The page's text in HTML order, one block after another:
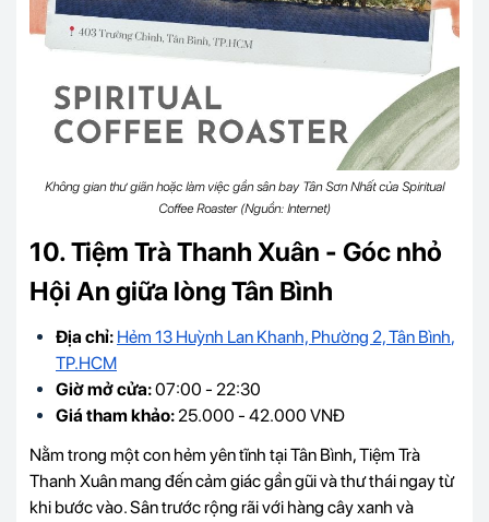
Không gian thư giãn hoặc làm việc gần sân bay Tân Sơn Nhất của Spiritual
Coffee Roaster (Nguồn: Internet)
10. Tiệm Trà Thanh Xuân - Góc nhỏ
Hội An giữa lòng Tân Bình
Địa chỉ: Hẻm 13 Huỳnh Lan Khanh, Phường 2, Tân Bình,
TP.HCM
Giờ mở cửa:07:00 - 22:30
Giá tham khảo: 25.000 - 42.000 VNĐ
Nằm trong một con hẻm yên tĩnh tại Tân Bình, Tiệm Trà
Thanh Xuân mang đến cảm giác gần gũi và thư thái ngay từ
khi bước vào. Sân trước rộng rãi với hàng cây xanh và